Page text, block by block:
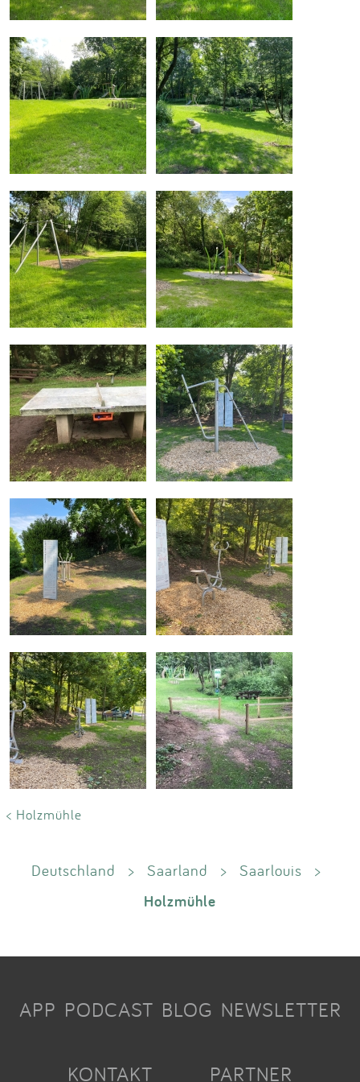
< Holzmühle
Deutschland > Saarland > Saarlouis >
Holzmühle
APP PODCAST BLOG NEWSLETTER
KONTAKT PARTNER